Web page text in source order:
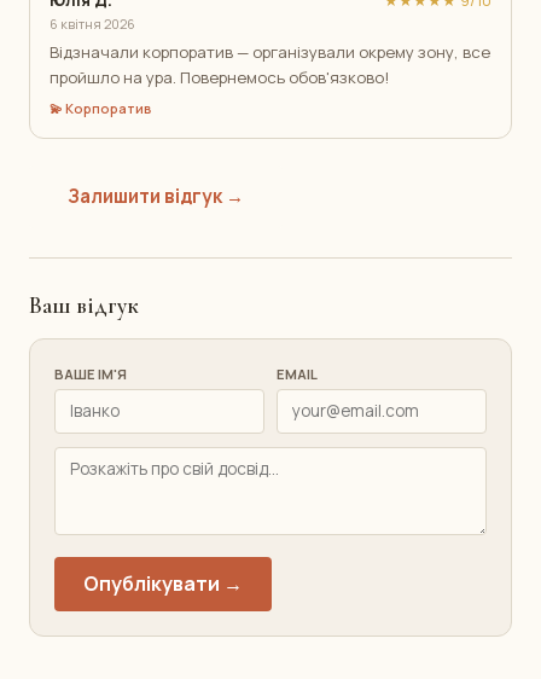
6 квітня 2026
Відзначали корпоратив — організували окрему зону, все
пройшло на ура. Повернемось обов'язково!
💫 Корпоратив
Залишити відгук →
Ваш відгук
ВАШЕ ІМ'Я EMAIL
Опублікувати →